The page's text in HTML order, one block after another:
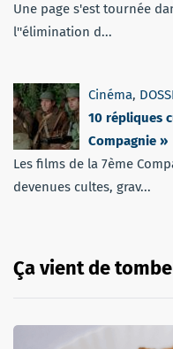
Une page s'est tournée
l''élimination d...
Cinéma,
10 répliques
Compagnie »
Les films de la 7ème
devenues cultes, grav...
Ça vient de